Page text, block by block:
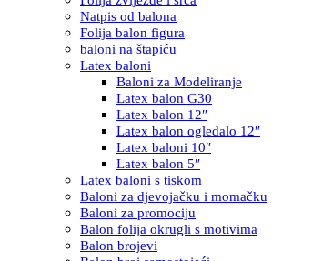
Natpis od balona
Folija balon figura
baloni na štapiću
Latex baloni
Baloni za Modeliranje
Latex balon G30
Latex balon 12″
Latex balon ogledalo 12″
Latex baloni 10″
Latex balon 5″
Latex baloni s tiskom
Baloni za djevojačku i momačku
Baloni za promociju
Balon folija okrugli s motivima
Balon brojevi